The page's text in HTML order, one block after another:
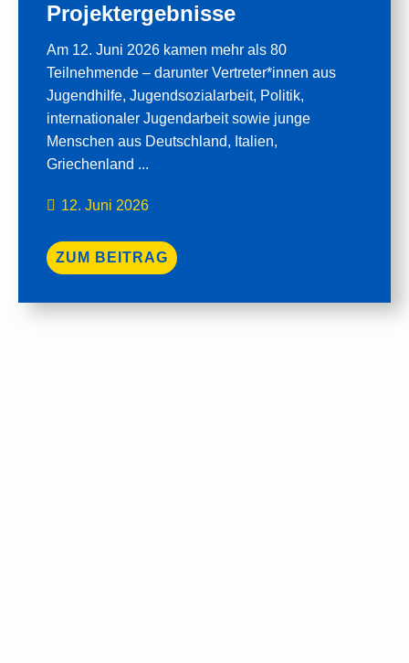
Projektergebnisse
Am 12. Juni 2026 kamen mehr als 80
Teilnehmende – darunter Vertreter*innen aus
Jugendhilfe, Jugendsozialarbeit, Politik,
internationaler Jugendarbeit sowie junge
Menschen aus Deutschland, Italien,
Griechenland ...
12. Juni 2026
ZUM BEITRAG